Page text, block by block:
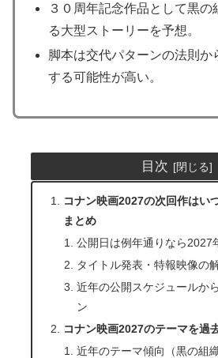
３０周年記念作品として黒の
る大型ストーリーを予想。
脚本は交代パターンの法則か
する可能性が高い。
目次
コナン映画2027の次回作はい
まとめ
公開日は例年通りなら2027
タイトル発表・特報映像の
近年の公開スケジュールか
ン
コナン映画2027のテーマを過
近年のテーマ傾向（黒の組